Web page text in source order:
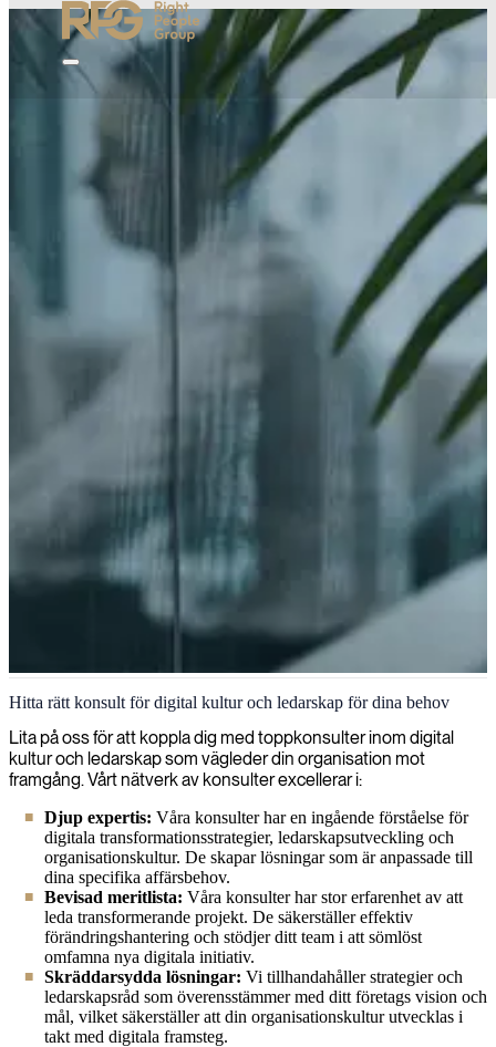
Digital kultur och ledarskap
Vi driver digital transformation genom kulturell utveckling och
ledarskapstillväxt, och ger er organisation möjlighet att blomstra i ett
snabbt föränderligt digitalt landskap.
Hitta rätt konsult för digital kultur och ledarskap för dina behov
Lita på oss för att koppla dig med toppkonsulter inom digital
kultur och ledarskap som vägleder din organisation mot
framgång. Vårt nätverk av konsulter excellerar i:
Djup expertis: Våra konsulter har en ingående förståelse för
digitala transformationsstrategier, ledarskapsutveckling och
organisationskultur. De skapar lösningar som är anpassade till
dina specifika affärsbehov.
Bevisad meritlista: Våra konsulter har stor erfarenhet av att
leda transformerande projekt. De säkerställer effektiv
förändringshantering och stödjer ditt team i att sömlöst
omfamna nya digitala initiativ.
Skräddarsydda lösningar: Vi tillhandahåller strategier och
ledarskapsråd som överensstämmer med ditt företags vision och
mål, vilket säkerställer att din organisationskultur utvecklas i
takt med digitala framsteg.